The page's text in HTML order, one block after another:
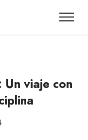
Un viaje con